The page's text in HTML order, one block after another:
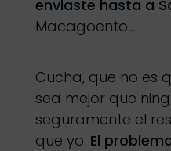
enviaste hasta a
Macagoento…
Cucha, que no es
sea mejor que
seguramente el
que yo. El